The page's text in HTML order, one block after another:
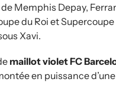
Memphis Depay,
du Roi et Supercoupe
Xavi.
maillot violet FC
en puissance